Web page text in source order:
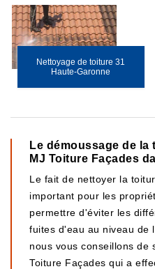
Nettoyage de toiture 31
Haute-Garonne
Le démoussage de
MJ Toiture Façades
Le fait de nettoyer la
important pour les
permettre d'éviter les
fuites d'eau au niveau de
nous vous conseillons de
Toiture Façades qui a